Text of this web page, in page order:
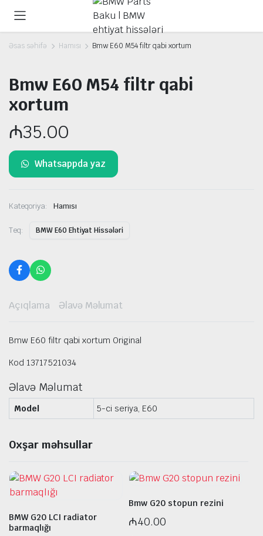
Əsas səhifə Hamısı Bmw E60 M54 filtr qabi xortum
Bmw E60 M54 filtr qabi
xortum
₼35.00
Whatsappda yaz
Kateqoriya: Hamısı
Teq: BMW E60 Ehtiyat Hissələri
Açıqlama Əlavə Məlumat
Bmw E60 filtr qabi xortum Original
Kod 13717521034
Əlavə Məlumat
Model 5-ci seriya, E60
Oxşar məhsullar
BMW G20 LCI radiator
barmaqlığı
Bmw G20 stopun rezini
₼40.00